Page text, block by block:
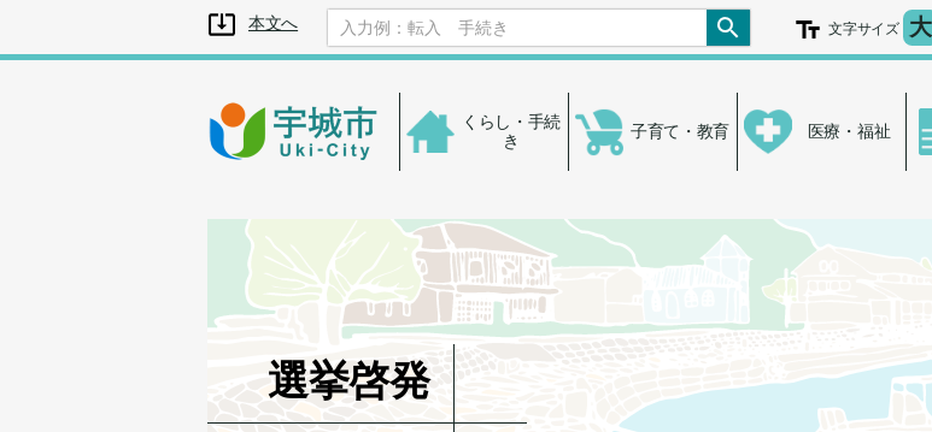
メニューを飛ばして本文へ
本文へ 文字サイズ 大
くらし・手続
き
子育て・教育 医療・福祉
選挙啓発